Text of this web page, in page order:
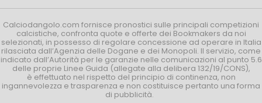
Calciodangolo.com fornisce pronostici sulle principali competizioni
calcistiche, confronta quote e offerte dei Bookmakers da noi
selezionati, in possesso di regolare concessione ad operare in Italia
rilasciata dall’Agenzia delle Dogane e dei Monopoli. Il servizio, come
indicato dall’Autorità per le garanzie nelle comunicazioni al punto 5.6
delle proprie Linee Guida (allegate alla delibera 132/19/CONS),
è effettuato nel rispetto del principio di continenza, non
ingannevolezza e trasparenza e non costituisce pertanto una forma
di pubblicità.